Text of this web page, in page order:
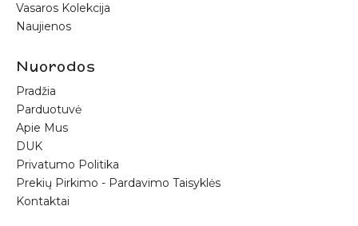
Vasaros Kolekcija
Naujienos
Nuorodos
Pradžia
Parduotuvė
Apie Mus
DUK
Privatumo Politika
Prekių Pirkimo - Pardavimo Taisyklės
Kontaktai